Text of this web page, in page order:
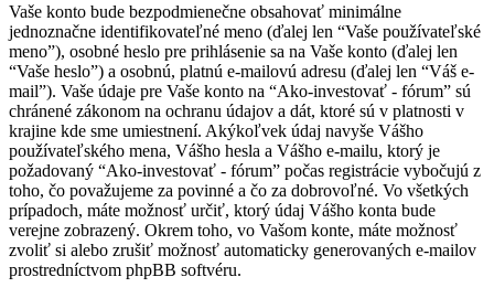
Vaše konto bude bezpodmienečne obsahovať minimálne
jednoznačne identifikovateľné meno (ďalej len “Vaše používateľské
meno”), osobné heslo pre prihlásenie sa na Vaše konto (ďalej len
“Vaše heslo”) a osobnú, platnú e-mailovú adresu (ďalej len “Váš e-
mail”). Vaše údaje pre Vaše konto na “Ako-investovať - fórum” sú
chránené zákonom na ochranu údajov a dát, ktoré sú v platnosti v
krajine kde sme umiestnení. Akýkoľvek údaj navyše Vášho
používateľského mena, Vášho hesla a Vášho e-mailu, ktorý je
požadovaný “Ako-investovať - fórum” počas registrácie vybočujú z
toho, čo považujeme za povinné a čo za dobrovoľné. Vo všetkých
prípadoch, máte možnosť určiť, ktorý údaj Vášho konta bude
verejne zobrazený. Okrem toho, vo Vašom konte, máte možnosť
zvoliť si alebo zrušiť možnosť automaticky generovaných e-mailov
prostredníctvom phpBB softvéru.